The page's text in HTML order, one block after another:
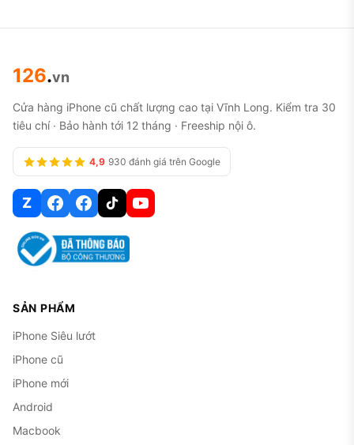
126.vn
Cửa hàng iPhone cũ chất lượng cao tại Vĩnh Long. Kiểm tra 30
tiêu chí · Bảo hành tới 12 tháng · Freeship nội ô.
4,9 930 đánh giá trên Google
Z
SẢN PHẨM
iPhone Siêu lướt
iPhone cũ
iPhone mới
Android
Macbook